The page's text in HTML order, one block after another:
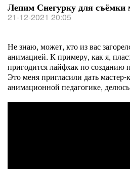
Лепим Снегурку для
21-12-2021 20:05
Не знаю, может, кто из вас
анимацией. К примеру, как я,
пригодится лайфхак по созданию
Это меня пригласили дать
анимационной педагогике,